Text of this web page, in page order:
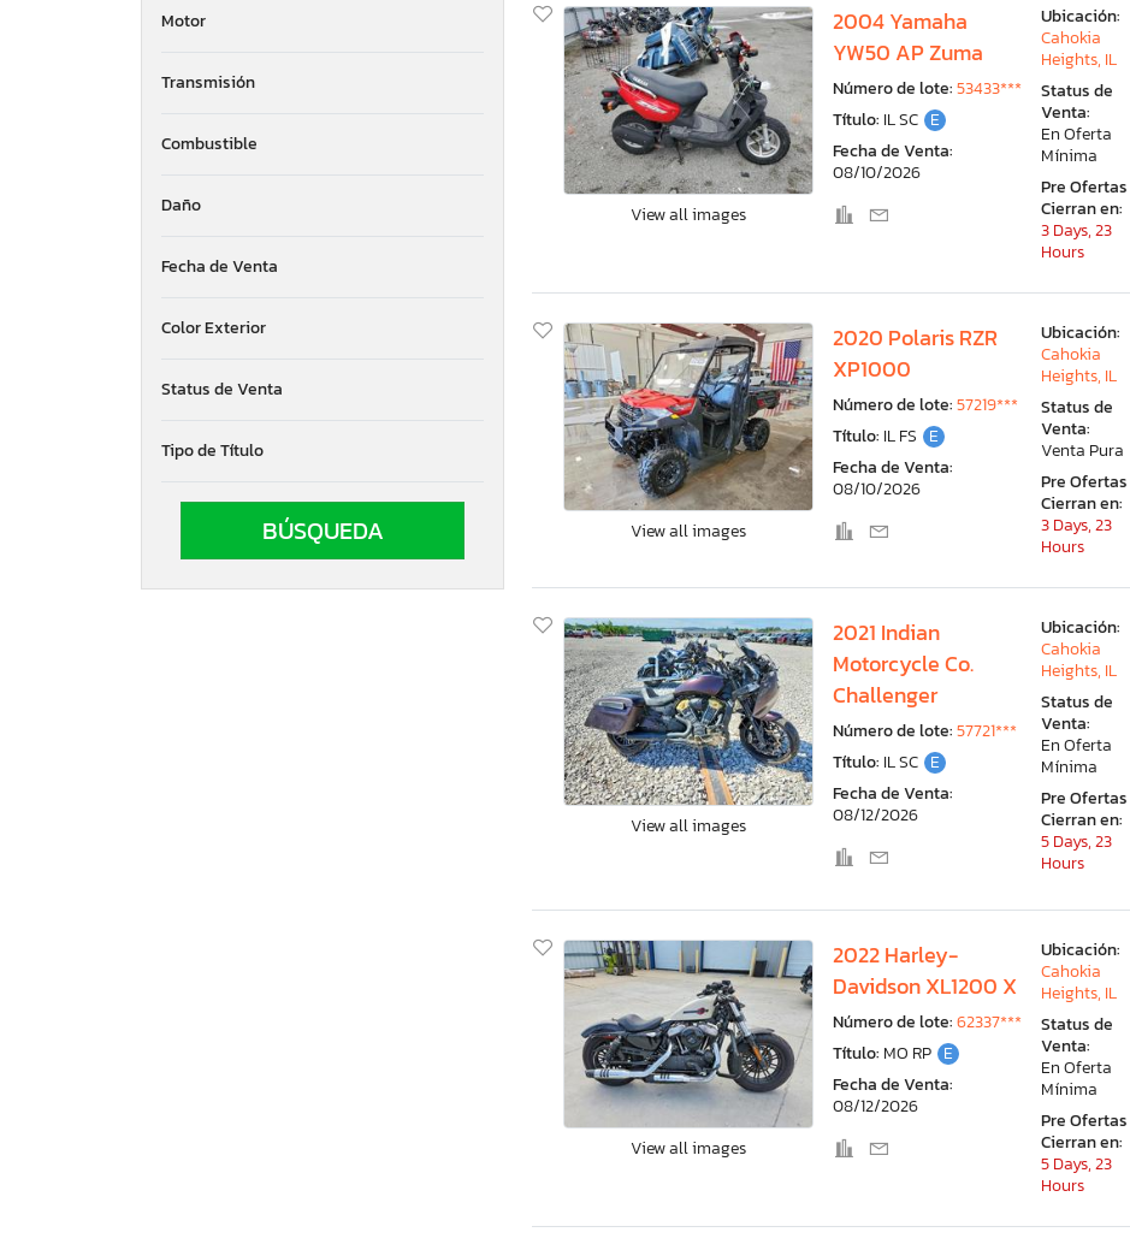
Motor
Transmisión
Combustible
Daño
Fecha de Venta
Color Exterior
Status de Venta
Tipo de Título
View all images
2004 Yamaha
YW50 AP Zuma
Número de lote:53433***
Título: IL SC E
Fecha de Venta:
08/10/2026
Ubicación:
Cahokia
Heights, IL
Status de
Venta:
En Oferta
Mínima
Pre Ofertas
Cierran en:
3 Days, 23
Hours
View all images
2020 Polaris RZR
XP1000
Número de lote:57219***
Título: IL FS E
Fecha de Venta:
08/10/2026
Ubicación:
Cahokia
Heights, IL
Status de
Venta:
Venta Pura
Pre Ofertas
Cierran en:
3 Days, 23
Hours
View all images
2021 Indian
Motorcycle Co.
Challenger
Número de lote:57721***
Título: IL SC E
Fecha de Venta:
08/12/2026
Ubicación:
Cahokia
Heights, IL
Status de
Venta:
En Oferta
Mínima
Pre Ofertas
Cierran en:
5 Days, 23
Hours
View all images
2022 Harley-
Davidson XL1200 X
Número de lote:62337***
Título: MO RP E
Fecha de Venta:
08/12/2026
Ubicación:
Cahokia
Heights, IL
Status de
Venta:
En Oferta
Mínima
Pre Ofertas
Cierran en:
5 Days, 23
Hours